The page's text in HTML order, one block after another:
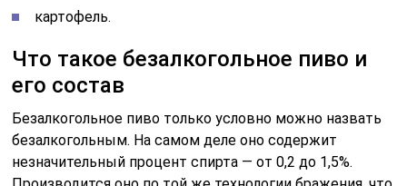
картофель.
Что такое безалкогольное пиво и
его состав
Безалкогольное пиво только условно можно назвать
безалкогольным. На самом деле оно содержит
незначительный процент спирта — от 0,2 до 1,5%.